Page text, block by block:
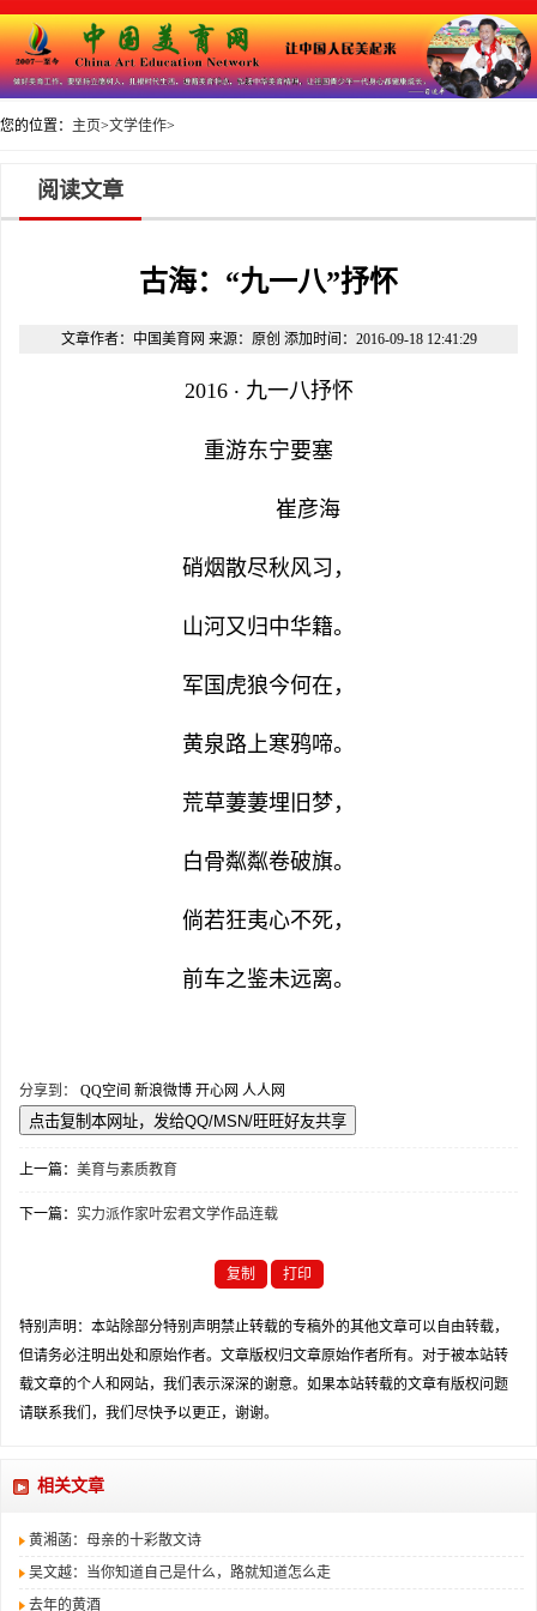
您的位置： 主页>文学佳作>
阅读文章
古海：“九一八”抒怀
文章作者：中国美育网 来源：原创 添加时间：2016-09-18 12:41:29
2016 · 九一八抒怀
重游东宁要塞
崔彦海
硝烟散尽秋风习，
山河又归中华籍。
军国虎狼今何在，
黄泉路上寒鸦啼。
荒草萋萋埋旧梦，
白骨粼粼卷破旗。
倘若狂夷心不死，
前车之鉴未远离。
分享到： QQ空间 新浪微博 开心网 人人网
上一篇： 美育与素质教育
下一篇： 实力派作家叶宏君文学作品连载
复制 打印
特别声明：本站除部分特别声明禁止转载的专稿外的其他文章可以自由转载，
但请务必注明出处和原始作者。文章版权归文章原始作者所有。对于被本站转
载文章的个人和网站，我们表示深深的谢意。如果本站转载的文章有版权问题
请联系我们，我们尽快予以更正，谢谢。
相关文章
黄湘菡：母亲的十彩散文诗
吴文越：当你知道自己是什么，路就知道怎么走
去年的黄酒